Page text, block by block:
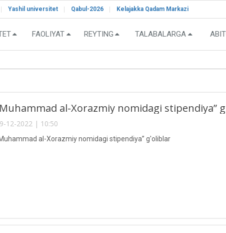
Yashil universitet Qabul-2026 Kelajakka Qadam Markazi
FAOLIYAT REYTING TALABALARGA
al-Xorazmiy nomidagi stipendiya”
12-2022 | 10:50
al-Xorazmiy nomidagi stipendiya” g'oliblar